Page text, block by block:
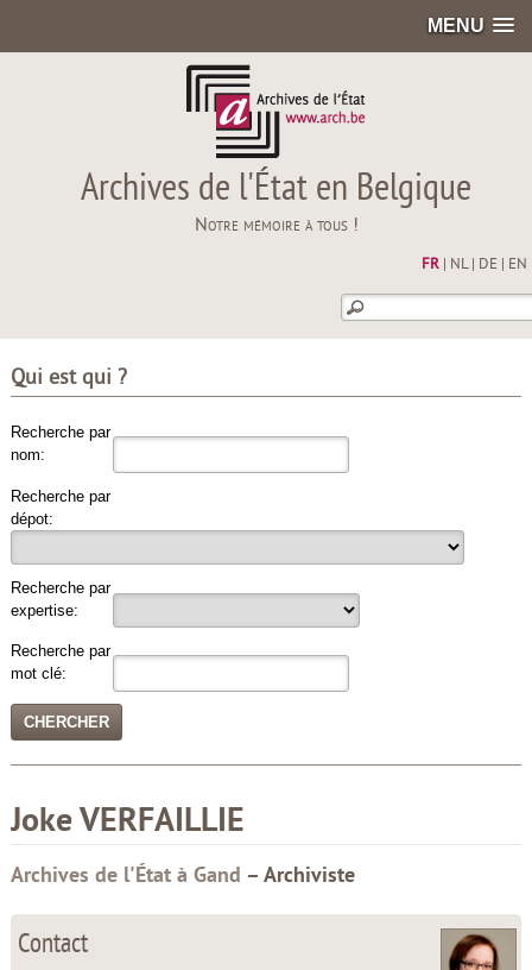
MENU
Archives de l'État en Belgique
Notre mémoire à tous !
FR| NL| DE EN
Qui est qui ?
Recherche par
nom:
Recherche par
dépot:
Recherche par
expertise:
Recherche par
mot clé:
JokeVERFAILLIE
Archives de l'État à Gand – Archiviste
Contact